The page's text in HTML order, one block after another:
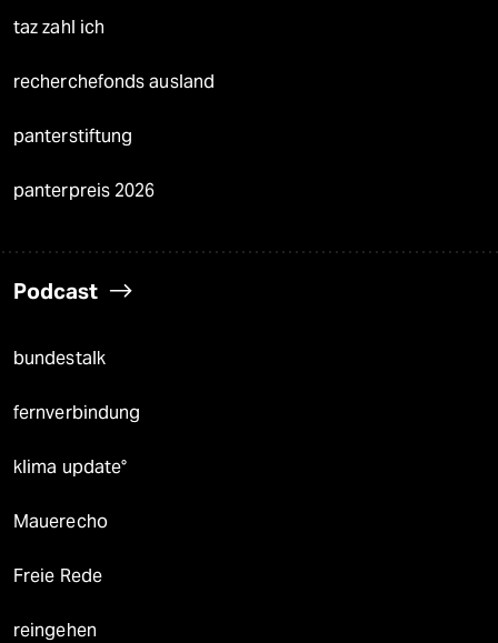
taz zahl ich
recherchefonds ausland
panterstiftung
panterpreis 2026
Podcast
bundestalk
fernverbindung
klima update°
Mauerecho
Freie Rede
reingehen